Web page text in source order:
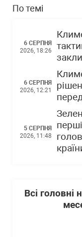
По темі
6 СЕРПНЯ
2026, 18:26
6 СЕРПНЯ
2026, 12:21
5 СЕРПНЯ
2026, 11:48
Всі